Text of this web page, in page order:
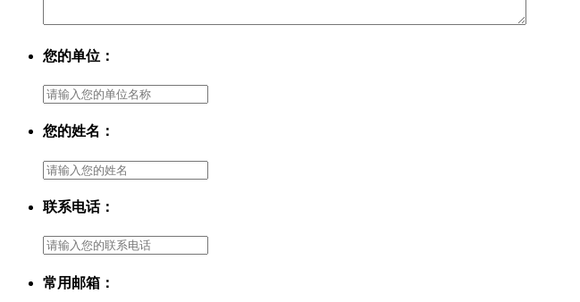
您的单位：
您的姓名：
联系电话：
常用邮箱：